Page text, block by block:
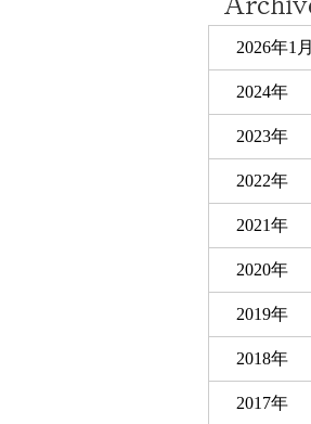
2026年1月
2024年
2023年
2022年
2021年
2020年
2019年
2018年
2017年